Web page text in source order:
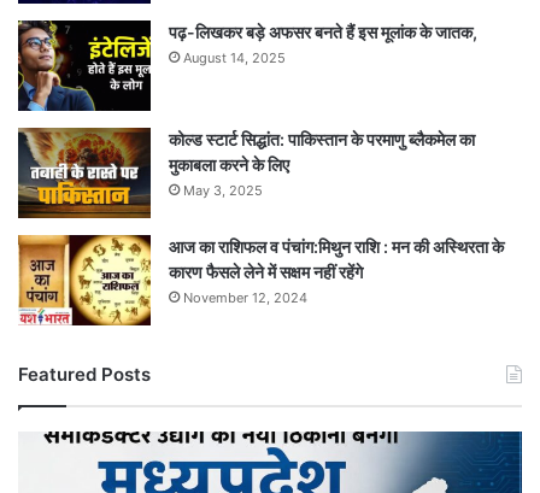
पढ़-लिखकर बड़े अफसर बनते हैं इस मूलांक के जातक,
August 14, 2025
कोल्ड स्टार्ट सिद्धांत: पाकिस्तान के परमाणु ब्लैकमेल का
मुकाबला करने के लिए
May 3, 2025
आज का राशिफल व पंचांग:मिथुन राशि : मन की अस्थिरता के
कारण फैसले लेने में सक्षम नहीं रहेंगे
November 12, 2024
Featured Posts
सेमीकंडक्टर